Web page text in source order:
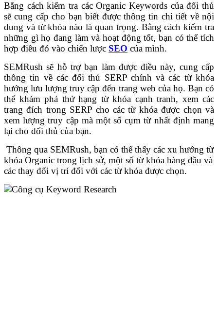
Bằng cách kiểm tra các Organic Keywords của đối thủ
sẽ cung cấp cho bạn biết được thông tin chi tiết về nội
dung và từ khóa nào là quan trọng. Bằng cách kiểm tra
những gì họ đang làm và hoạt động tốt, bạn có thể tích
hợp điều đó vào chiến lược SEO của mình.
SEMRush sẽ hỗ trợ bạn làm được điều này, cung cấp
thông tin về các đối thủ SERP chính và các từ khóa
hướng lưu lượng truy cập đến trang web của họ. Bạn có
thể khám phá thứ hạng từ khóa cạnh tranh, xem các
trang đích trong SERP cho các từ khóa được chọn và
xem lượng truy cập mà một số cụm từ nhất định mang
lại cho đối thủ của bạn.
Thông qua SEMRush, bạn có thể thấy các xu hướng từ
khóa Organic trong lịch sử, một số từ khóa hàng đầu và
các thay đổi vị trí đối với các từ khóa được chọn.